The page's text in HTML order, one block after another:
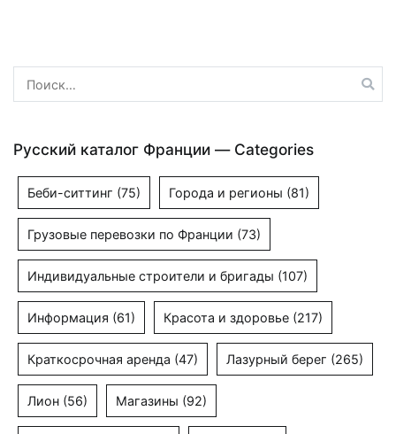
Найти:
Русский каталог Франции — Categories
Беби-ситтинг (75) Города и регионы (81)
Грузовые перевозки по Франции (73)
Индивидуальные строители и бригады (107)
Информация (61) Красота и здоровье (217)
Краткосрочная аренда (47) Лазурный берег (265)
Лион (56) Магазины (92)